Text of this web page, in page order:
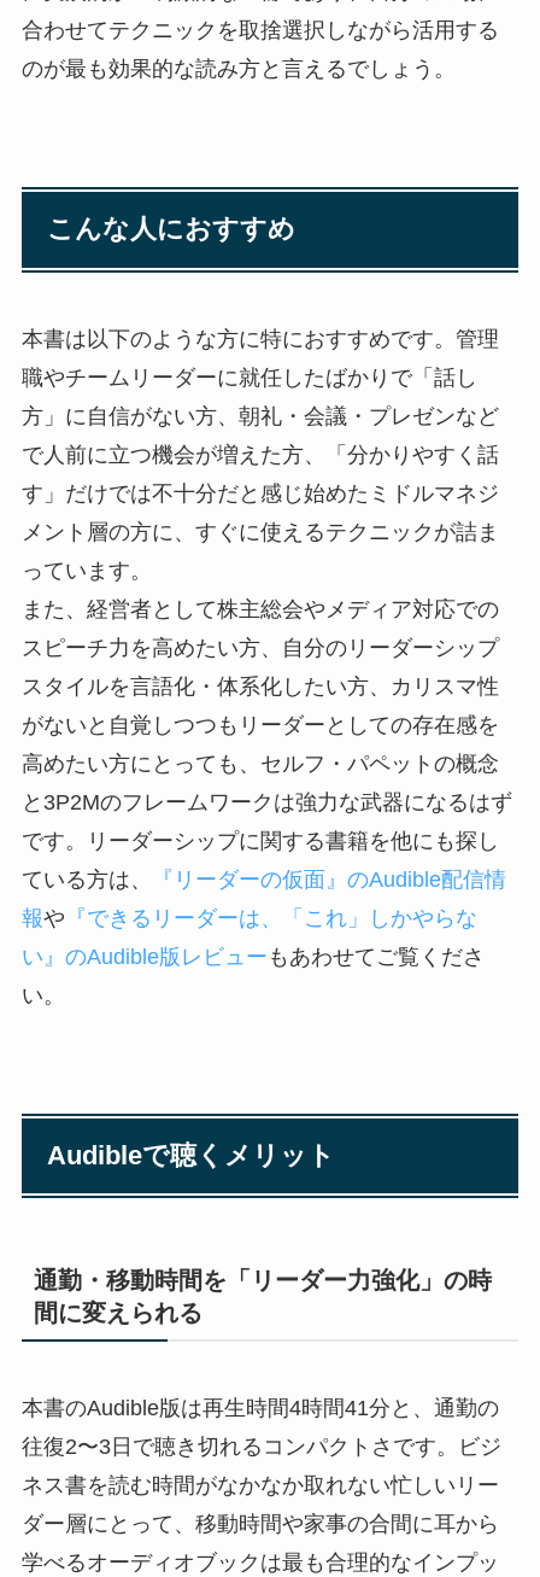
合わせてテクニックを取捨選択しながら活用する
のが最も効果的な読み方と言えるでしょう。
こんな人におすすめ
本書は以下のような方に特におすすめです。管理
職やチームリーダーに就任したばかりで「話し
方」に自信がない方、朝礼・会議・プレゼンなど
で人前に立つ機会が増えた方、「分かりやすく話
す」だけでは不十分だと感じ始めたミドルマネジ
メント層の方に、すぐに使えるテクニックが詰ま
っています。
また、経営者として株主総会やメディア対応での
スピーチ力を高めたい方、自分のリーダーシップ
スタイルを言語化・体系化したい方、カリスマ性
がないと自覚しつつもリーダーとしての存在感を
高めたい方にとっても、セルフ・パペットの概念
と3P2Mのフレームワークは強力な武器になるはず
です。リーダーシップに関する書籍を他にも探し
ている方は、
『リーダーの仮面』のAudible配信情
報や 『できるリーダーは、「これ」しかやらな
い』のAudible版レビュー もあわせてご覧くださ
い。
Audibleで聴くメリット
通勤・移動時間を「リーダー力強化」の時
間に変えられる
本書のAudible版は再生時間4時間41分と、通勤の
往復2〜3日で聴き切れるコンパクトさです。ビジ
ネス書を読む時間がなかなか取れない忙しいリー
ダー層にとって、移動時間や家事の合間に耳から
学べるオーディオブックは最も合理的なインプッ